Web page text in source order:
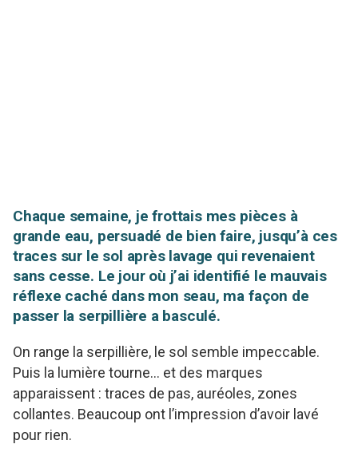
Chaque semaine, je frottais mes pièces à
grande eau, persuadé de bien faire, jusqu’à ces
traces sur le sol après lavage qui revenaient
sans cesse. Le jour où j’ai identifié le mauvais
réflexe caché dans mon seau, ma façon de
passer la serpillière a basculé.
On range la serpillière, le sol semble impeccable.
Puis la lumière tourne… et des marques
apparaissent : traces de pas, auréoles, zones
collantes. Beaucoup ont l’impression d’avoir lavé
pour rien.